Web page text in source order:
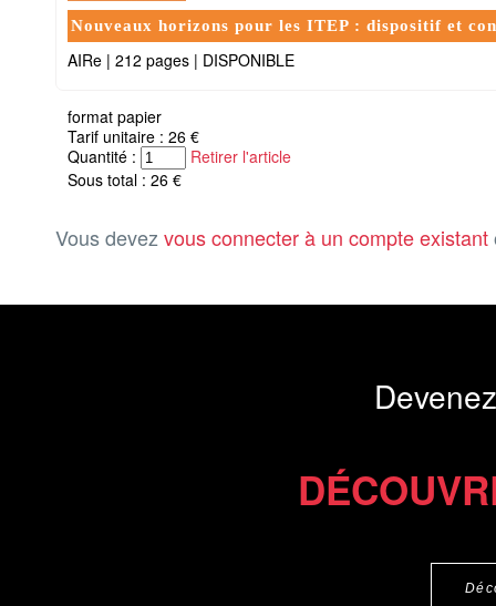
Nouveaux horizons pour les ITEP : dispositif et
AIRe | 212 pages | DISPONIBLE
format papier
Tarif unitaire : 26 €
Quantité :
Retirer l'article
Sous total : 26 €
Vous devez vous connecter à un compte existant